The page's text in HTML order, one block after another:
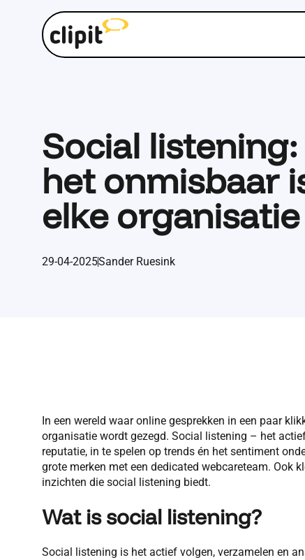
Social
het onmisbaar
elke organisatie
29-04-2025Sander Ruesink
In een wereld waar online gesprekken in een paar
organisatie wordt gezegd. Social listening – het
reputatie, in te spelen op trends én het sentiment
grote merken met een dedicated webcareteam. Ook
inzichten die social listening biedt.
Wat is social listening?
Social listening is het actief volgen, verzamelen en